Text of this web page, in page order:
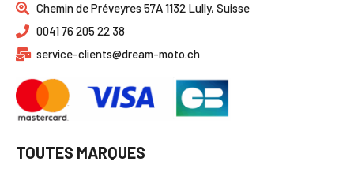
Chemin de Préveyres 57A 1132 Lully, Suisse
0041 76 205 22 38
service-clients@dream-moto.ch
TOUTES MARQUES